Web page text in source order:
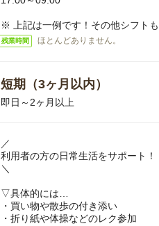
※ 上記は一例です！その他シフトも
残業時間 ほとんどありません。
短期（3ヶ月以内）
即日～2ヶ月以上
／
利用者の方の日常生活をサポート！
＼
▽具体的には…
・買い物や散歩の付き添い
・折り紙や体操などのレク参加